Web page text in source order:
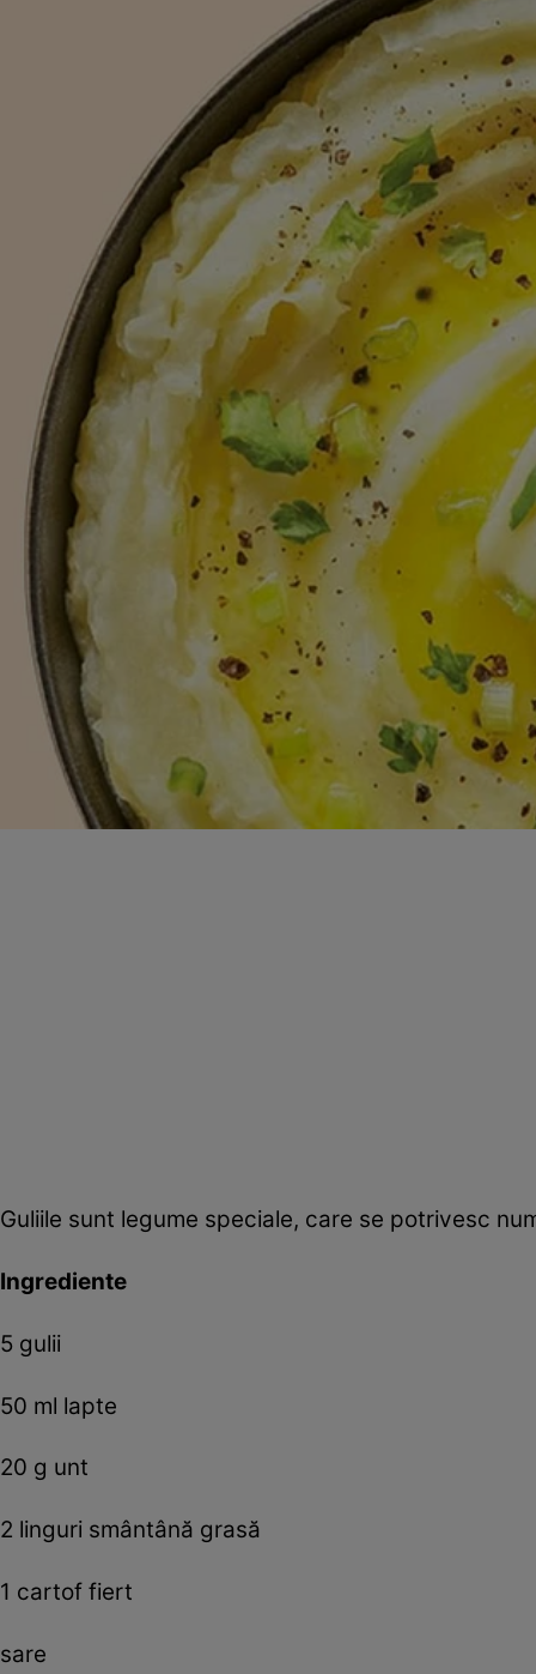
Guliile sunt legume speciale, care se potrivesc
Ingrediente
5 gulii
50 ml lapte
20 g unt
2 linguri smântână grasă
1 cartof fiert
sare